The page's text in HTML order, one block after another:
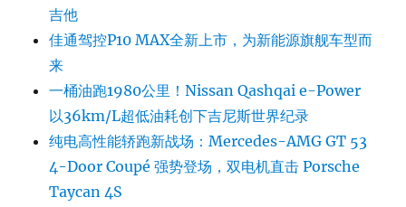
吉他
佳通驾控P10 MAX全新上市，为新能源旗舰车型而
来
一桶油跑1980公里！Nissan Qashqai e-Power
以36km/L超低油耗创下吉尼斯世界纪录
纯电高性能轿跑新战场：Mercedes-AMG GT 53
4-Door Coupé 强势登场，双电机直击 Porsche
Taycan 4S